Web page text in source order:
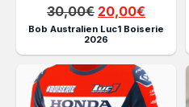
30,00€ Le
prix
initial
était :
30,00€.
20,00€Le
prix
est :
20,00€.
Bob Australien Luc1 Boiserie
2026